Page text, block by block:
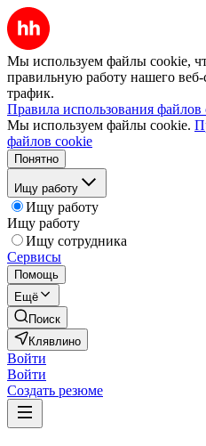
Мы используем файлы cookie,
правильную работу нашего веб-
трафик.
Правила использования файлов
Мы используем файлы cookie.
файлов cookie
Понятно
Ищу работу
Ищу работу
Ищу работу
Ищу сотрудника
Сервисы
Помощь
Ещё
Поиск
Клявлино
Войти
Войти
Создать резюме